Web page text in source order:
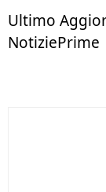
Ultimo
NotiziePrime